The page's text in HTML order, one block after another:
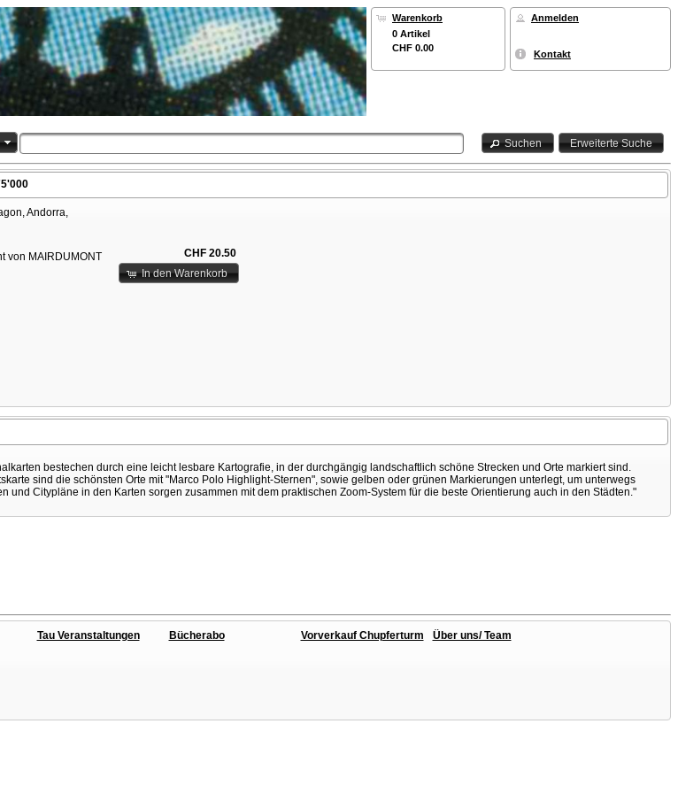
Warenkorb
0 Artikel
CHF 0.00
Anmelden
Kontakt
Suchen Erweiterte Suche
Andorra,
von MAIRDUMONT
CHF 20.50
In den Warenkorb
bestechen durch eine leicht lesbare Kartografie, in der durchgängig landschaftlich schöne Strecken und Orte markiert sind.
sind die schönsten Orte mit "Marco Polo Highlight-Sternen", sowie gelben oder grünen Markierungen unterlegt, um unterwegs
Citypläne in den Karten sorgen zusammen mit dem praktischen Zoom-System für die beste Orientierung auch in den Städten."
Tau Veranstaltungen Bücherabo Vorverkauf Chupferturm Über uns/ Team